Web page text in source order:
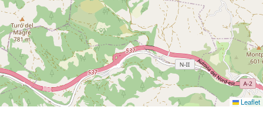
Leaflet